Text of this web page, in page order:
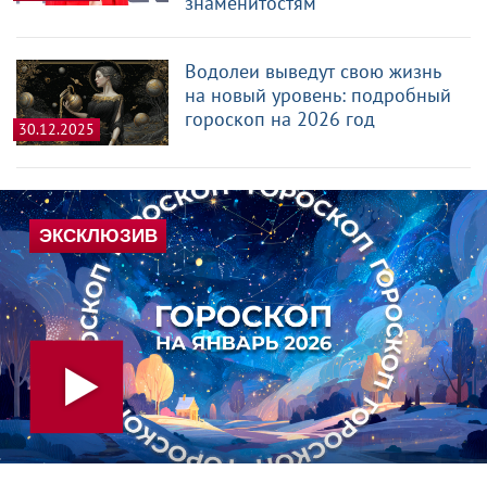
30.12.2025
Водолеи выведут свою жизнь
на новый уровень: подробный
гороскоп на 2026 год